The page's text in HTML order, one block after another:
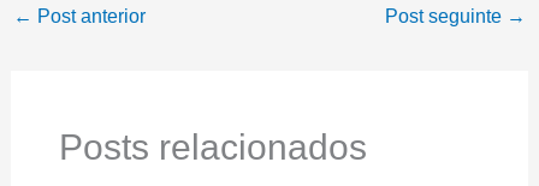
← Post anterior Post seguinte →
Posts relacionados